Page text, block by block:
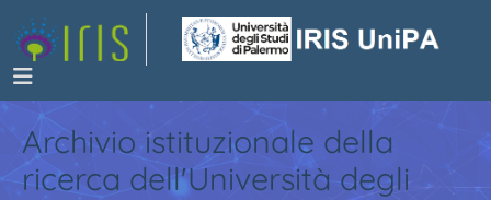
Archivio istituzionale della
ricerca dell'Università degli